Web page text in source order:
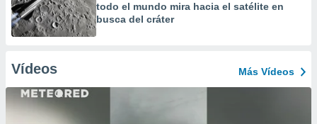
todo el mundo mira hacia el satélite en
busca del cráter
Vídeos Más Vídeos